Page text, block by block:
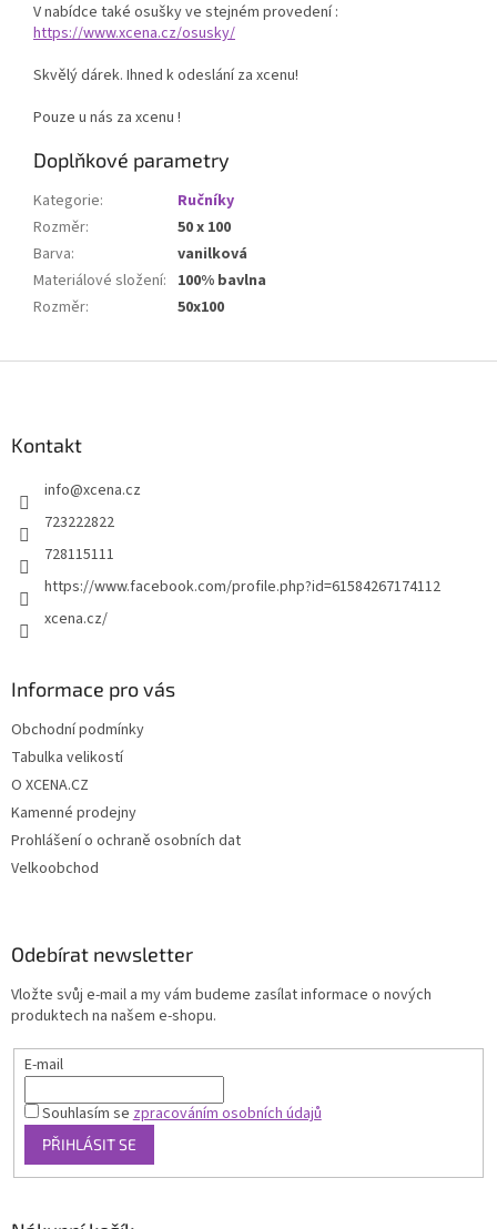
V nabídce také osušky ve stejném provedení :
https://www.xcena.cz/osusky/
Skvělý dárek. Ihned k odeslání za xcenu!
Pouze u nás za xcenu !
Doplňkové parametry
Kategorie:
Ručníky
Rozměr:
50 x 100
Barva:
vanilková
Materiálové složení: 100% bavlna
Rozměr: 50x100
Kontakt
info@xcena.cz
723222822
728115111
https://www.facebook.com/profile.php?id=61584267174112
xcena.cz/
Informace pro vás
Obchodní podmínky
Tabulka velikostí
O XCENA.CZ
Kamenné prodejny
Prohlášení o ochraně osobních dat
Velkoobchod
Odebírat newsletter
Vložte svůj e-mail a my vám budeme zasílat informace o nových
produktech na našem e-shopu.
E-mail
Souhlasím sezpracováním osobních údajů
PŘIHLÁSIT SE